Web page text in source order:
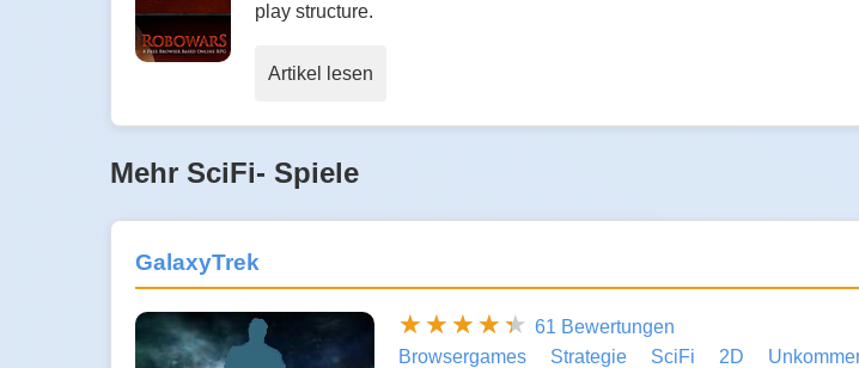
play structure.
Artikel lesen
Mehr SciFi- Spiele
GalaxyTrek
61 Bewertungen
Browsergames
Strategie SciFi 2D